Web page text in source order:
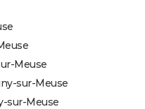
Meuse
sur-Meuse
sur-Meuse